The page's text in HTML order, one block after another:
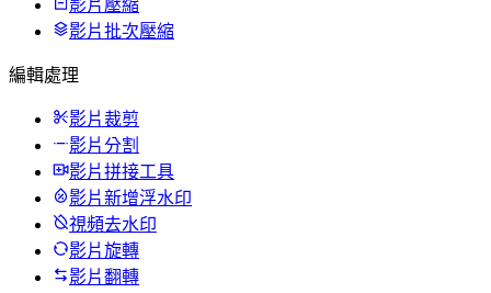
影片壓縮
影片批次壓縮
編輯處理
影片裁剪
影片分割
影片拼接工具
影片新增浮水印
視頻去水印
影片旋轉
影片翻轉